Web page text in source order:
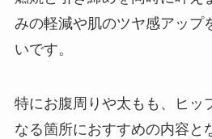
みの軽減や肌のツヤ感アップ
いです。
特にお腹周りや太もも、ヒッ
なる箇所におすすめの内容と